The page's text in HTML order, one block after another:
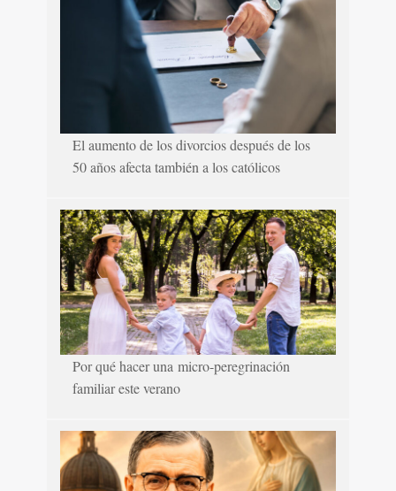
El aumento de los divorcios después de los
50 años afecta también a los católicos
Por qué hacer una micro-peregrinación
familiar este verano